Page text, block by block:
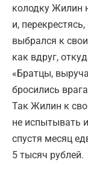
колодку Жилин
и,
выбрался к
как вдруг,
«Братцы,
бросились
Так Жилин к
не испытывать
спустя месяц
5 тысяч рублей.